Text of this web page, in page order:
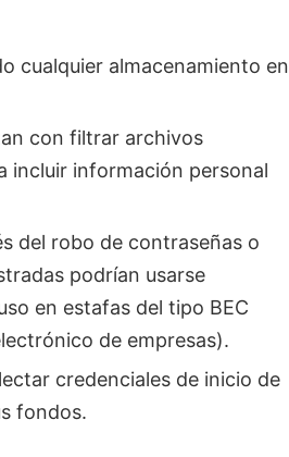
cualquier almacenamiento en
con filtrar archivos
incluir información personal
del robo de contraseñas o
podrían usarse
en estafas del tipo BEC
de empresas).
credenciales de inicio de
fondos.